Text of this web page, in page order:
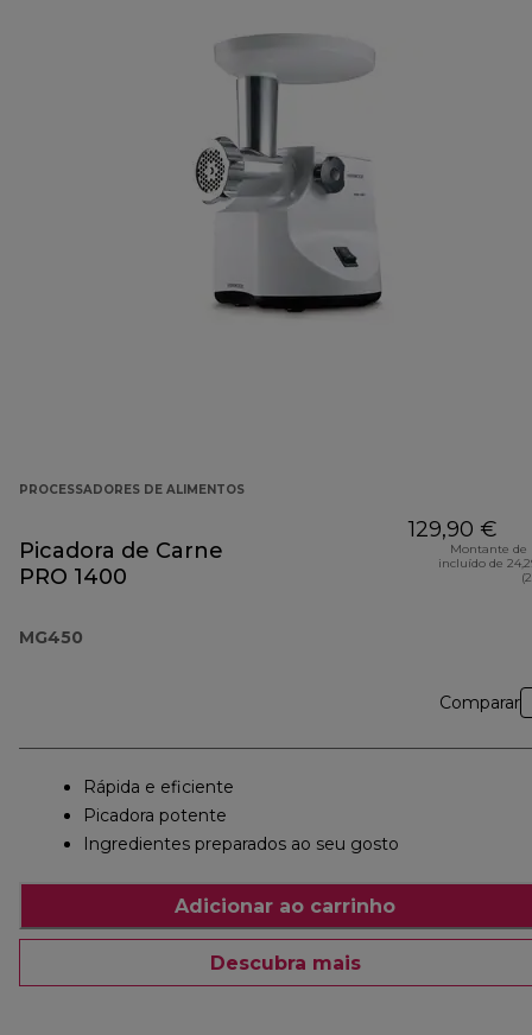
PROCESSADORES DE ALIMENTOS
Picadora de Carne
PRO 1400
MG450
129,90 €
Montante de
incluído de
Comparar
Rápida e eficiente
Picadora potente
Ingredientes preparados ao seu gosto
Adicionar ao carrinho
Descubra mais